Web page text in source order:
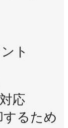
ト
応
するため